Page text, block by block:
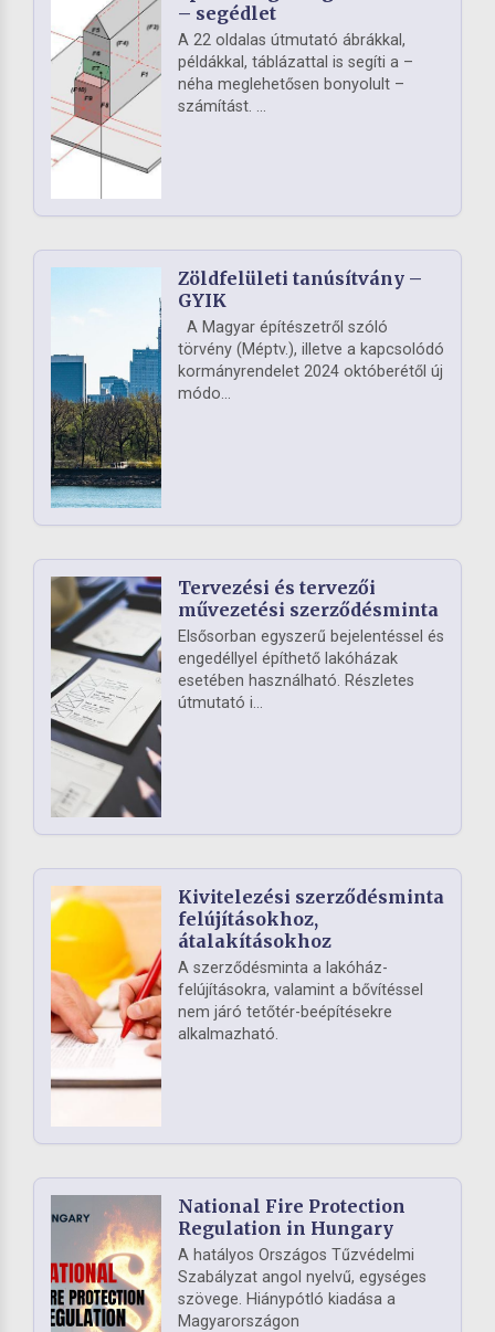
– segédlet
A 22 oldalas útmutató ábrákkal,
példákkal, táblázattal is segíti a –
néha meglehetősen bonyolult –
számítást. ...
Zöldfelületi tanúsítvány –
GYIK
A Magyar építészetről szóló
törvény (Méptv.), illetve a kapcsolódó
kormányrendelet 2024 októberétől új
módo...
Tervezési és tervezői
művezetési szerződésminta
Elsősorban egyszerű bejelentéssel és
engedéllyel építhető lakóházak
esetében használható. Részletes
útmutató i...
Kivitelezési szerződésminta
felújításokhoz,
átalakításokhoz
A szerződésminta a lakóház-
felújításokra, valamint a bővítéssel
nem járó tetőtér-beépítésekre
alkalmazható.
National Fire Protection
Regulation in Hungary
A hatályos Országos Tűzvédelmi
Szabályzat angol nyelvű, egységes
szövege. Hiánypótló kiadása a
Magyarországon